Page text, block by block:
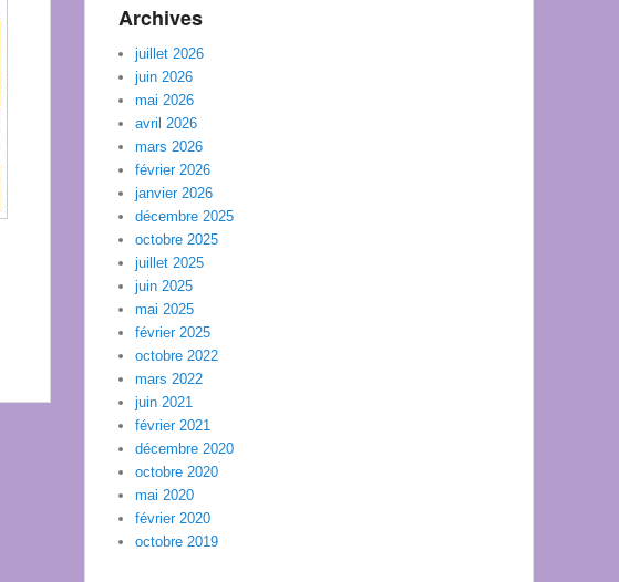
Archives
juillet 2026
juin 2026
mai 2026
avril 2026
mars 2026
février 2026
janvier 2026
décembre 2025
octobre 2025
juillet 2025
juin 2025
mai 2025
février 2025
octobre 2022
mars 2022
juin 2021
février 2021
décembre 2020
octobre 2020
mai 2020
février 2020
octobre 2019